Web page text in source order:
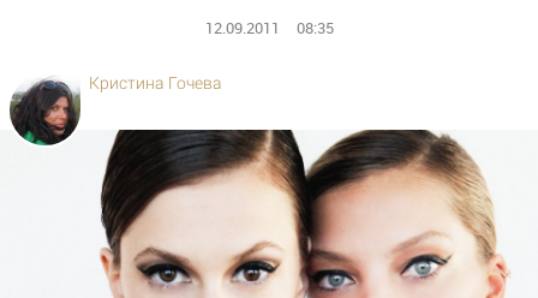
12.09.2011 08:35
Кристина Гочева